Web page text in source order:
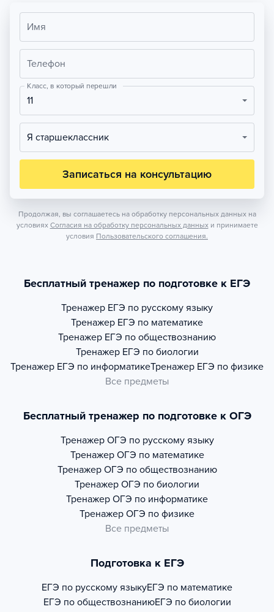
Имя
Телефон
Класс, в который перешли
11
Я старшеклассник
Записаться на консультацию
Продолжая, вы соглашаетесь на обработку персональных данных на
условиях Согласия на обработку персональных данных и принимаете
условия Пользовательского соглашения.
Бесплатный тренажер по подготовке к ЕГЭ
Тренажер ЕГЭ по русскому языку
Тренажер ЕГЭ по математике
Тренажер ЕГЭ по обществознанию
Тренажер ЕГЭ по биологии
Тренажер ЕГЭ по информатикеТренажер ЕГЭ по физике
Все предметы
Бесплатный тренажер по подготовке к ОГЭ
Тренажер ОГЭ по русскому языку
Тренажер ОГЭ по математике
Тренажер ОГЭ по обществознанию
Тренажер ОГЭ по биологии
Тренажер ОГЭ по информатике
Тренажер ОГЭ по физике
Все предметы
Подготовка к ЕГЭ
ЕГЭ по русскому языкуЕГЭ по математике
ЕГЭ по обществознаниюЕГЭ по биологии